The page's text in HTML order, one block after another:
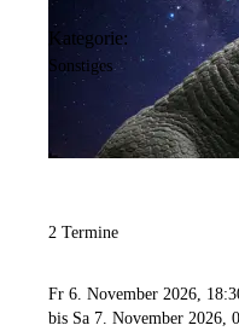
Kategorie:
Sonstiges
2 Termine
Fr 6. November 2026 ,
bis Sa 7. November 2026 ,